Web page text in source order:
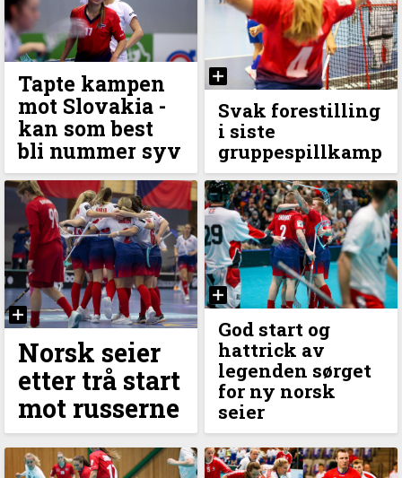
Tapte kampen
mot Slovakia -
kan som best
bli nummer syv
Svak forestilling
i siste
gruppespillkamp
Norsk seier
etter trå start
mot russerne
God start og
hattrick av
legenden sørget
for ny norsk
seier